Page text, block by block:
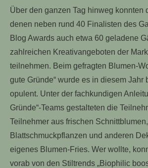
Über den ganzen Tag hinweg konnten
denen neben rund 40 Finalisten des
Blog Awards auch etwa 60 geladene
zahlreichen Kreativangeboten der
teilnehmen. Beim gefragten Blumen-
gute Gründe“ wurde es in diesem Jahr
opulent. Unter der fachkundigen
Gründe“-Teams gestalteten die
Teilnehmer aus frischen
Blattschmuckpflanzen und anderen
eigenes Blumen-Fries. Wer wollte,
vorab von den Stiltrends „Biophilic